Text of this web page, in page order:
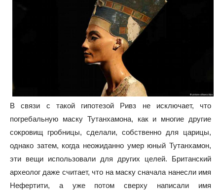
В связи с такой гипотезой Ривз не исключает, что
погребальную маску Тутанхамона, как и многие другие
сокровищ гробницы, сделали, собственно для царицы,
однако затем, когда неожиданно умер юный Тутанхамон,
эти вещи использовали для других целей. Британский
археолог даже считает, что на маску сначала нанесли имя
Нефертити, а уже потом сверху написали имя